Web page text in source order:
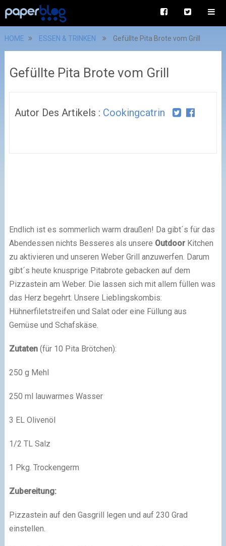
HOME ESSEN & TRINKEN Gefüllte Pita Brote vom Grill
Gefüllte Pita Brote vom Grill
Autor Des Artikels : Cookingcatrin
Endlich ist es sommerlich warm draußen! Da gibt´s für das
Abendessen nichts Besseres als unsere OutdoorKitchen
zu aktivieren und unseren Weber Grill anzuwerfen. Darum
gibt´s heute knusprige Pitabrote gebacken auf dem
Pizzastein am Weber. Die lassen sich mit allem füllen was
das Herz begehrt. Unsere Lieblingskombis:
Hühnerfiletstreifen und Salat oder eine Füllung aus
Gemüse und Schafskäse.
Zutaten(für 10 Pita Brötchen):
250 g Mehl
250 ml lauwarmes Wasser
3 EL Olivenöl
1/2 TL Salz
1 Pkg. Trockengerm
Zubereitung:
Pizzastein auf den Gasgrill legen und auf 230 Grad
einstellen.